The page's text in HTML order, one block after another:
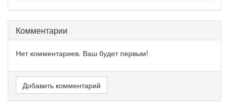
Комментарии
Нет комментариев. Ваш будет первым!
Добавить комментарий